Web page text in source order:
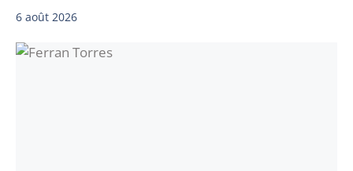
6 août 2026